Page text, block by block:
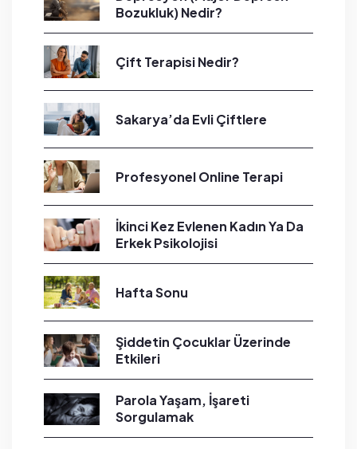
Bozukluk) Nedir?
Çift Terapisi Nedir?
Sakarya’da Evli Çiftlere
Profesyonel Online Terapi
İkinci Kez Evlenen Kadın Ya Da
Erkek Psikolojisi
Hafta Sonu
Şiddetin Çocuklar Üzerinde
Etkileri
Parola Yaşam, İşareti
Sorgulamak